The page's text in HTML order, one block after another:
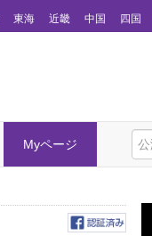
東海 近畿 中国 四国
Myページ